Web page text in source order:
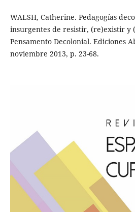
WALSH, Catherine. Pedagogías
insurgentes de resistir, (re)existir y
Pensamento Decolonial. Ediciones
noviembre 2013, p. 23-68.